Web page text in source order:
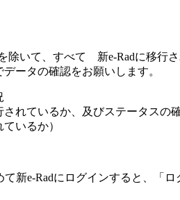
いて、すべて 新e-Radに移行
ータの確認をお願いします。
れているか、及びステータスの確
いるか）
新e-Radにログインすると、